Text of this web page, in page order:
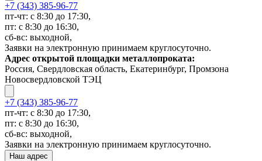
+7 (343) 385-96-77
пт-чт: с 8:30 до 17:30,
пт: с 8:30 до 16:30,
сб-вс: выходной,
Заявки на электронную принимаем круглосуточно.
Адрес открытой площадки металлопроката:
Россия, Свердловская область, Екатеринбург, Промзона
Новосвердловской ТЭЦ
+7 (343) 385-96-77
пт-чт: с 8:30 до 17:30,
пт: с 8:30 до 16:30,
сб-вс: выходной,
Заявки на электронную принимаем круглосуточно.
Наш адрес